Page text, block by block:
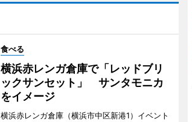
食べる
横浜赤レンガ倉庫で「レッドブリ
ックサンセット」 サンタモニカ
をイメージ
横浜赤レンガ倉庫（横浜市中区新港1）イベント